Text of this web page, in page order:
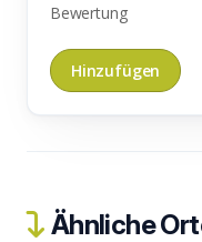
Bewertung
Ähnliche